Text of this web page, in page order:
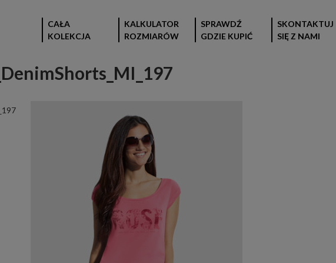
CAŁA
KOLEKCJA
KALKULATOR
ROZMIARÓW
SPRAWDŹ
GDZIE KUPIĆ
SKONTAKTUJ
SIĘ Z NAMI